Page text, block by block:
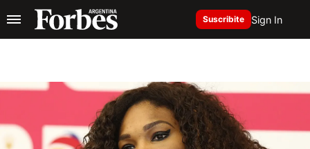
Suscribite Sign In